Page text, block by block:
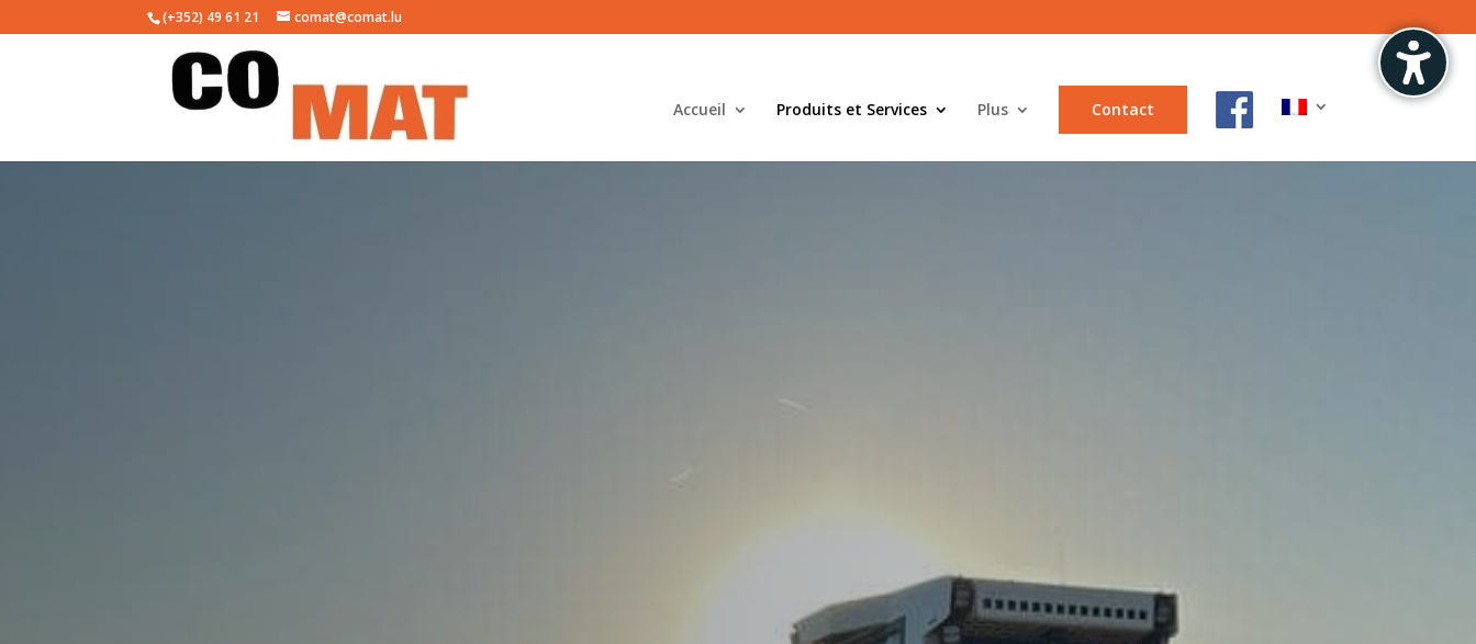
(+352) 49 61 21 comat@comat.lu
Accueil Produits et Services Plus Contact